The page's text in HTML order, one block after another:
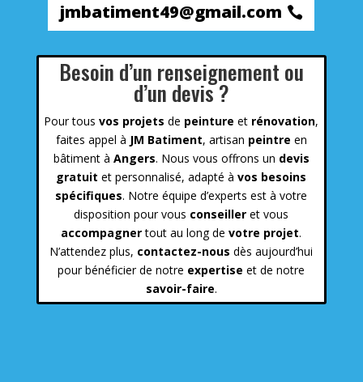
jmbatiment49@gmail.com
Besoin d’un renseignement ou
d’un devis ?
Pour tousvos projets de peinture et rénovation,
faites appel à JM Batiment, artisan peintre en
bâtiment à Angers. Nous vous offrons un devis
gratuit et personnalisé, adapté àvos besoins
spécifiques. Notre équipe d’experts est à votre
disposition pour vous conseiller et vous
accompagnertout au long devotre projet.
N’attendez plus, contactez-nous dès aujourd’hui
pour bénéficier de notre expertise et de notre
savoir-faire.